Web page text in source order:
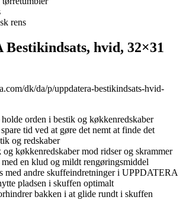
rens
Bestikindsats, hvid, 32×31
dk/da/p/uppdatera-bestikindsats-hvid-
orden i bestik og køkkenredskaber
tid ved at gøre det nemt at finde det
og redskaber
og køkkenredskaber mod ridser og skrammer
en klud og mildt rengøringsmiddel
med andre skuffeindretninger i UPPDATERA
pladsen i skuffen optimalt
bakken i at glide rundt i skuffen